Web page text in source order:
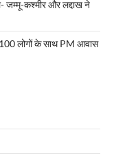
जम्मू-कश्मीर और लद्दाख ने
लोगों के साथ PM आवास